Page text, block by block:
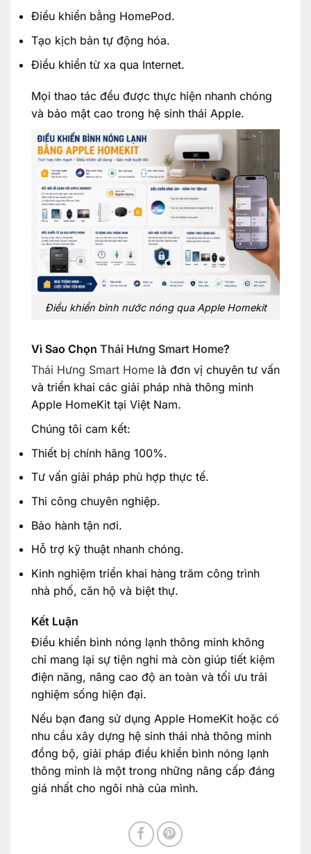
Điều khiển bằng HomePod.
Tạo kịch bản tự động hóa.
Điều khiển từ xa qua Internet.
Mọi thao tác đều được thực hiện nhanh chóng
và bảo mật cao trong hệ sinh thái Apple.
Điều khiển bình nước nóng qua Apple Homekit
Vì Sao Chọn Thái Hưng Smart Home?
Thái Hưng Smart Homelà đơn vị chuyên tư vấn
và triển khai các giải pháp nhà thông minh
Apple HomeKit tại Việt Nam.
Chúng tôi cam kết:
Thiết bị chính hãng 100%.
Tư vấn giải pháp phù hợp thực tế.
Thi công chuyên nghiệp.
Bảo hành tận nơi.
Hỗ trợ kỹ thuật nhanh chóng.
Kinh nghiệm triển khai hàng trăm công trình
nhà phố, căn hộ và biệt thự.
Kết Luận
Điều khiển bình nóng lạnh thông minh không
chỉ mang lại sự tiện nghi mà còn giúp tiết kiệm
điện năng, nâng cao độ an toàn và tối ưu trải
nghiệm sống hiện đại.
Nếu bạn đang sử dụng Apple HomeKit hoặc có
nhu cầu xây dựng hệ sinh thái nhà thông minh
đồng bộ, giải pháp điều khiển bình nóng lạnh
thông minh là một trong những nâng cấp đáng
giá nhất cho ngôi nhà của mình.